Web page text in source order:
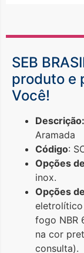
SEB
produto e
Você!
Descrição:
Aramada
Código:
Opções
inox.
Opções
eletrolítico
fogo NBR
na cor
consulta).